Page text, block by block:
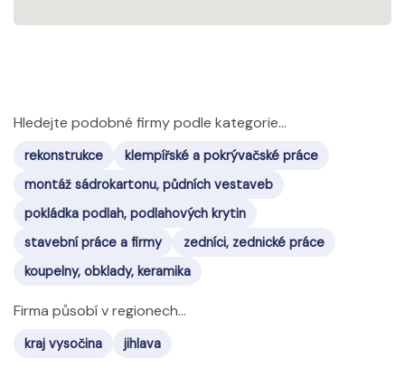
Hledejte podobné firmy podle kategorie...
rekonstrukce
klempířské a pokrývačské práce
montáž sádrokartonu, půdních vestaveb
pokládka podlah, podlahových krytin
stavební práce a firmy
zedníci, zednické práce
koupelny, obklady, keramika
Firma působí v regionech...
kraj vysočina jihlava